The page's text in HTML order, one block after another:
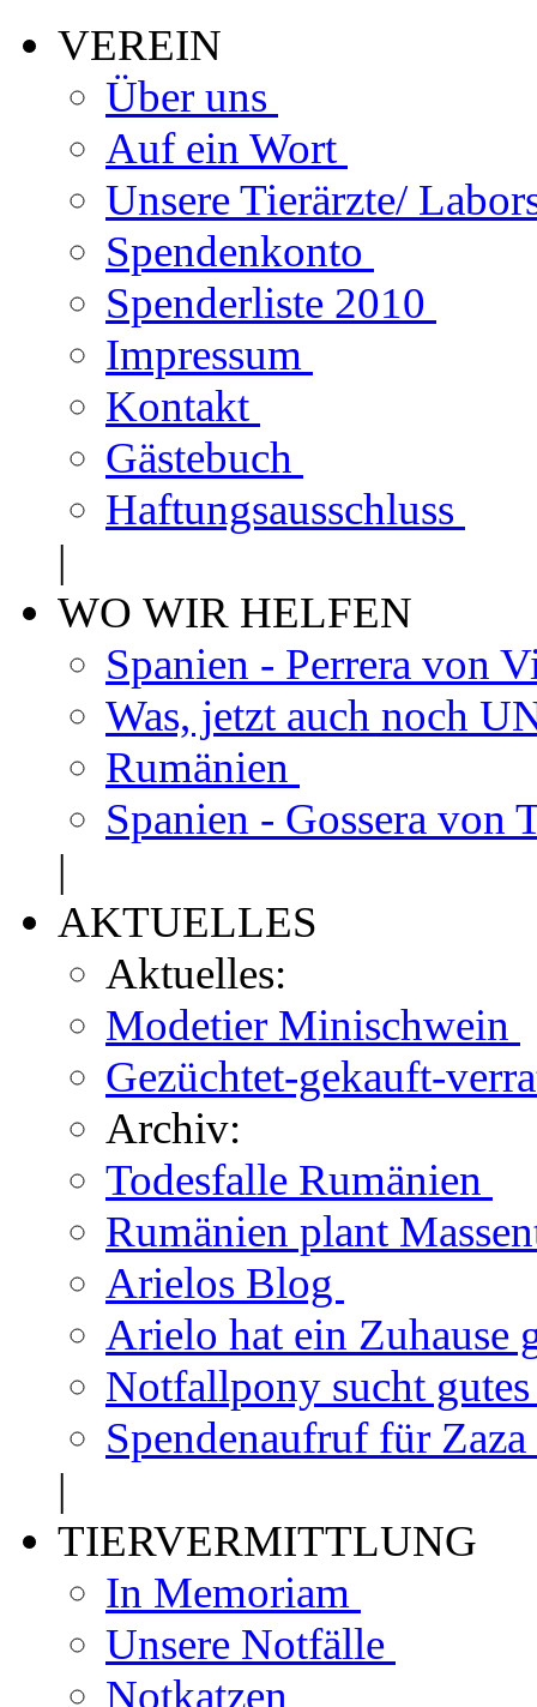
VEREIN
Über uns
Auf ein Wort
Unsere Tierärzte/
Spendenkonto
Spenderliste 2010
Impressum
Kontakt
Gästebuch
Haftungsausschluss
|
WO WIR HELFEN
Spanien - Perrera von
Was, jetzt auch noch
Rumänien
Spanien - Gossera von
|
AKTUELLES
Aktuelles:
Modetier Minischwein
Gezüchtet-gekauft-
Archiv:
Todesfalle Rumänien
Rumänien plant
Arielos Blog
Arielo hat ein Zuhause
Notfallpony sucht
Spendenaufruf für Zaza
|
TIERVERMITTLUNG
In Memoriam
Unsere Notfälle
Notkatzen